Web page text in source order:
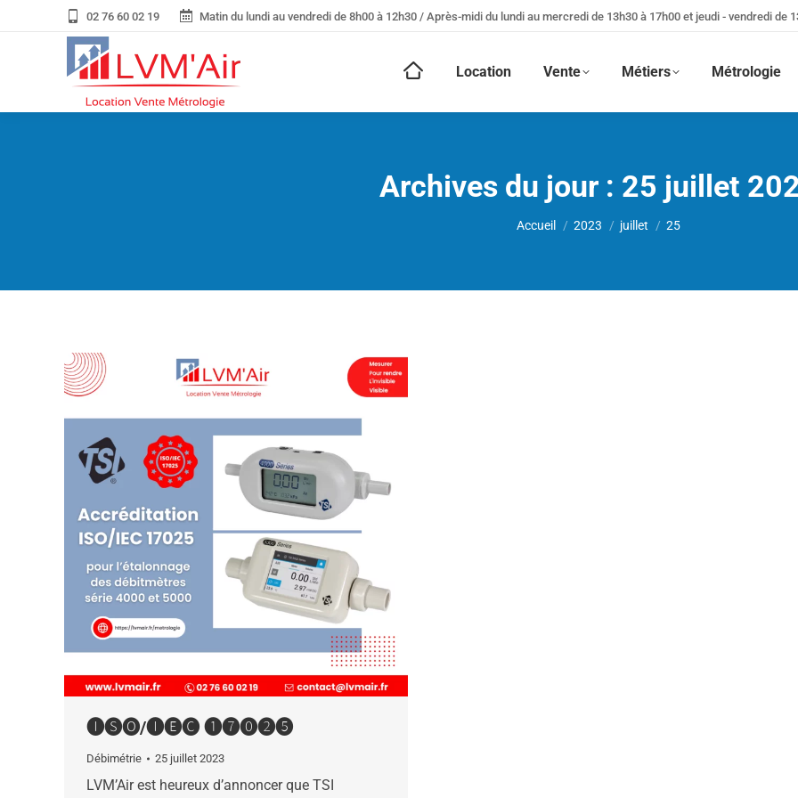
02 76 60 02 19 Matin du lundi au vendredi de 8h00 à 12h30 / Après-midi du lundi au mercredi de 13h30 à 17h00 et jeudi - vendredi de
Location Vente Métiers Métrologie
Archives du jour : 25 juillet
Accueil 2023 juillet 25
🅘🅢🅞/🅘🅔🅒 ➊➐⓿➋➎
Débimétrie 25 juillet 2023
LVM’Air est heureux d’annoncer que TSI